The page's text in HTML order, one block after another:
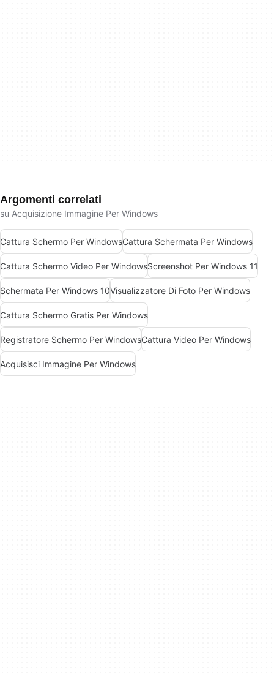
Argomenti correlati
su Acquisizione Immagine Per Windows
Cattura Schermo Per WindowsCattura Schermata Per Windows
Cattura Schermo Video Per WindowsScreenshot Per Windows 11
Schermata Per Windows 10Visualizzatore Di Foto Per Windows
Cattura Schermo Gratis Per Windows
Registratore Schermo Per WindowsCattura Video Per Windows
Acquisisci Immagine Per Windows